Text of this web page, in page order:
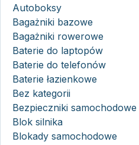
Autoboksy
Bagażniki bazowe
Bagażniki rowerowe
Baterie do laptopów
Baterie do telefonów
Baterie łazienkowe
Bez kategorii
Bezpieczniki samochodowe
Blok silnika
Blokady samochodowe